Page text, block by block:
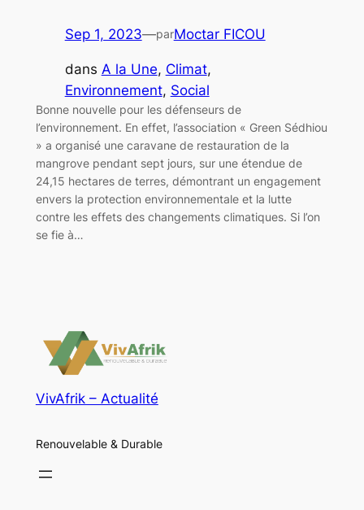
Sep 1, 2023—parMoctar FICOU
dans A la Une, Climat
Environnement, Social
Bonne nouvelle pour les défenseurs de
l’environnement. En effet, l’association « Green Sédhiou
» a organisé une caravane de restauration de la
mangrove pendant sept jours, sur une étendue de
24,15 hectares de terres, démontrant un engagement
envers la protection environnementale et la lutte
contre les effets des changements climatiques. Si l’on
se fie à…
VivAfrik – Actualité
Renouvelable & Durable